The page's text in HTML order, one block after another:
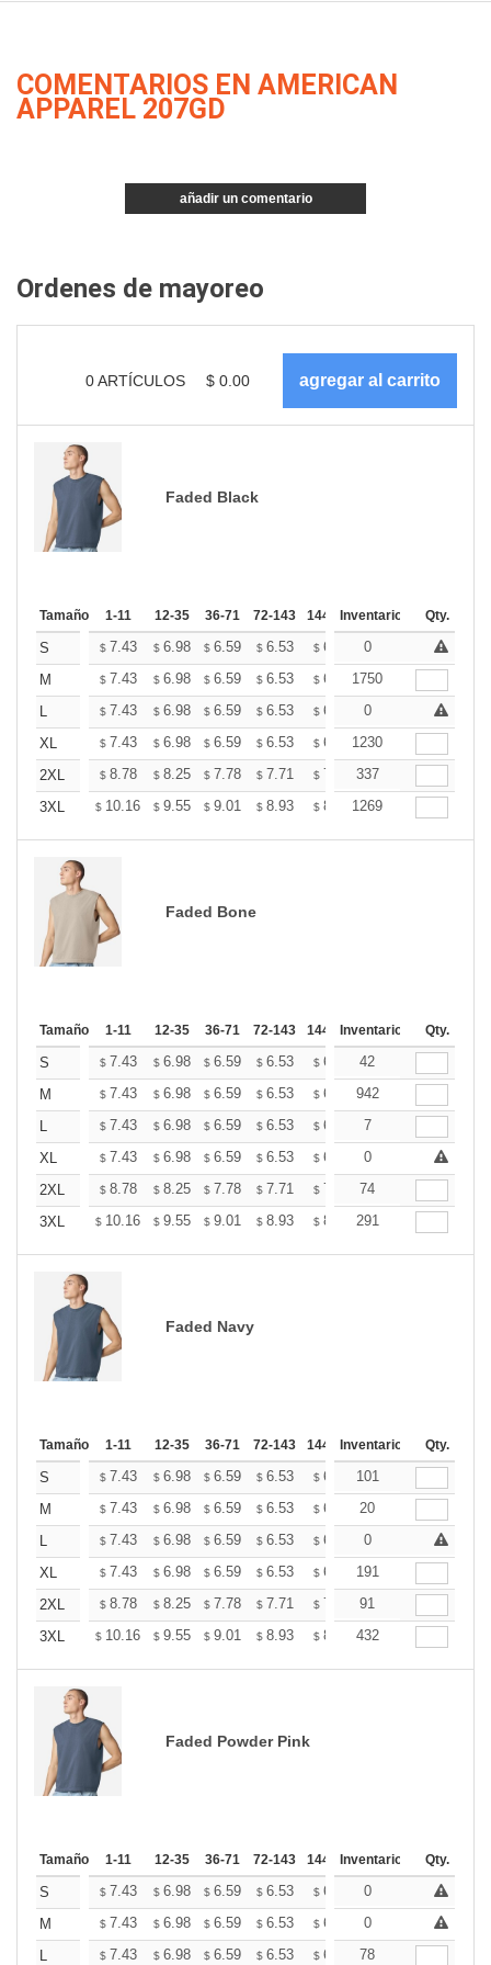
COMENTARIOS EN AMERICAN
APPAREL 207GD
añadir un comentario
Ordenes de mayoreo
0ARTÍCULOS $ 0.00
Faded Black
Tamaño 1-11 12-35 36-71 72-143 144-287 288 + Más
Inventario Qty.
S $ 7.43 $ 6.98 $ 6.59 $ 6.53 $ 6.42 $ +
0
M
$ 7.43 $ 6.98 $ 6.59 $ 6.53 $ 6.42 $6.36
1750
L
$ 7.43 $ 6.98 $ 6.59 $ 6.53 $ 6.42 $ +
0
XL
$ 7.43 $ 6.98 $ 6.59 $ 6.53 $ 6.42 $6.36
1230
2XL
$ 8.78 $ 8.25 $ 7.78 $ 7.71 $ 7.58 $
337
3XL
$ 10.16 $ 9.55 $ 9.01 $ 8.93 $ 8.78 $8.70
1269
Faded Bone
Tamaño 1-11 12-35 36-71 72-143 144-287 288 + Más
Inventario Qty.
S $ 7.43 $ 6.98 $ 6.59 $ 6.53 $ 6.42 $
42
M
$ 7.43 $ 6.98 $ 6.59 $ 6.53 $ 6.42 $
942
L
$ 7.43 $ 6.98 $ 6.59 $ 6.53 $ 6.42 $
7
XL
$ 7.43 $ 6.98 $ 6.59 $ 6.53 $ 6.42 $ +
0
2XL
$ 8.78 $ 8.25 $ 7.78 $ 7.71 $ 7.58 $
74
3XL
$ 10.16 $ 9.55 $ 9.01 $ 8.93 $ 8.78 $
291
Faded Navy
Tamaño 1-11 12-35 36-71 72-143 144-287 288 + Más
Inventario Qty.
S $ 7.43 $ 6.98 $ 6.59 $ 6.53 $ 6.42 $
101
M
$ 7.43 $ 6.98 $ 6.59 $ 6.53 $ 6.42 $
20
L
$ 7.43 $ 6.98 $ 6.59 $ 6.53 $ 6.42 $ +
0
XL
$ 7.43 $ 6.98 $ 6.59 $ 6.53 $ 6.42 $
191
2XL
$ 8.78 $ 8.25 $ 7.78 $ 7.71 $ 7.58
91
3XL
$ 10.16 $ 9.55 $ 9.01 $ 8.93 $ 8.78 $
432
Faded Powder Pink
Tamaño 1-11 12-35 36-71 72-143 144-287 288 + Más
Inventario Qty.
S $ 7.43 $ 6.98 $ 6.59 $ 6.53 $ 6.42 $ +
0
M
$ 7.43 $ 6.98 $ 6.59 $ 6.53 $ 6.42 $ +
0
L
$ 7.43 $ 6.98 $ 6.59 $ 6.53 $ 6.42 $
78